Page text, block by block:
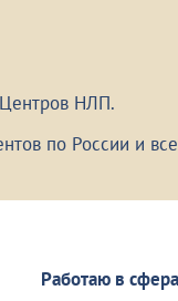
НЛП.
по России и
Работаю в